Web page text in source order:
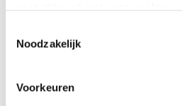
Noodzakelijk
Voorkeuren